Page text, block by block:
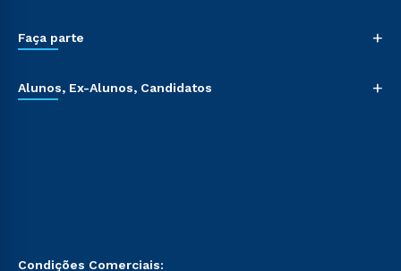
Faça parte +
Alunos, Ex-Alunos, Candidatos +
Condições Comerciais: